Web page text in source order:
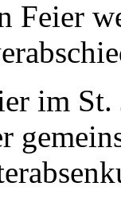
Feier
im